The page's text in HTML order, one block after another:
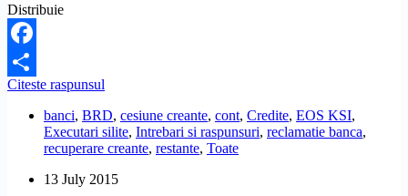
Distribuie
Facebook
Share
Citeste raspunsul
a
vrut
sa-
platesc
banci, BRD, cesiune creante, cont, Credite, EOS KSI,
Executari silite, Intrebari si raspunsuri, reclamatie banca,
recuperare creante, restante, Toate
13 July 2015